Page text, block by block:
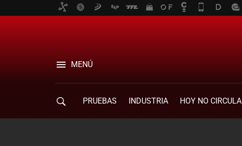
MENÚ
PRUEBAS INDUSTRIA HOY NO CIRCULA